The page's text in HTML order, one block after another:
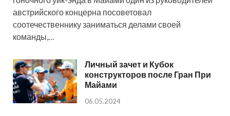
австрийского концерна посоветовал
соотечественнику заниматься делами своей
команды,…
Личный зачет и Кубок
конструкторов после Гран При
Майами
06.05.2024